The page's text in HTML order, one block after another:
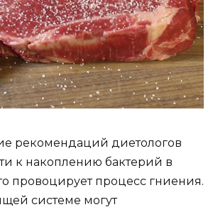
рекомендаций диетологов
к накоплению бактерий в
провоцирует процесс гниения.
системе могут